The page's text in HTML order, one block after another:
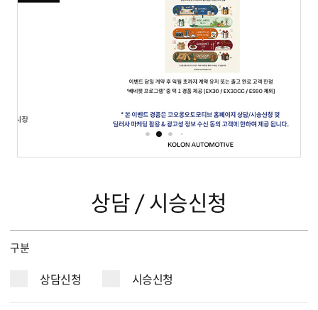
상담 / 시승신청
구분
상담신청 시승신청
KOLON AUTOMOTIVE